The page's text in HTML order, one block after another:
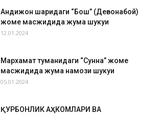
Андижон шаҳридаги “Бош” (Девонабой)
жоме масжидида жума шукуҳи
12.01.2024
Мархамат туманидаги “Сунна” жоме
масжидида жума намози шукуҳи
05.01.2024
ҚУРБОНЛИК АҲКОМЛАРИ ВА